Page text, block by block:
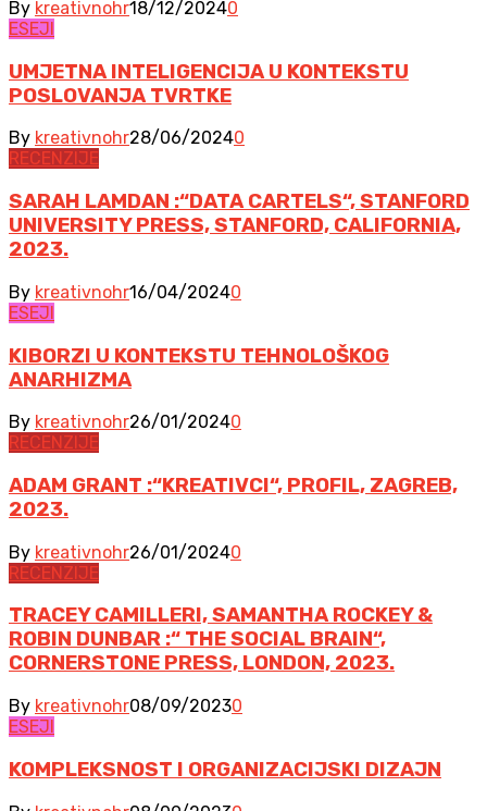
By kreativnohr18/12/20240
ESEJI
UMJETNA INTELIGENCIJA U KONTEKSTU
POSLOVANJA TVRTKE
By kreativnohr28/06/20240
RECENZIJE
SARAH LAMDAN :“DATA CARTELS“, STANFORD
UNIVERSITY PRESS, STANFORD, CALIFORNIA,
2023.
By kreativnohr16/04/20240
ESEJI
KIBORZI U KONTEKSTU TEHNOLOŠKOG
ANARHIZMA
By kreativnohr26/01/20240
RECENZIJE
ADAM GRANT :“KREATIVCI“, PROFIL, ZAGREB,
2023.
By kreativnohr26/01/20240
RECENZIJE
TRACEY CAMILLERI, SAMANTHA ROCKEY &
ROBIN DUNBAR :“ THE SOCIAL BRAIN“,
CORNERSTONE PRESS, LONDON, 2023.
By kreativnohr08/09/20230
ESEJI
KOMPLEKSNOST I ORGANIZACIJSKI DIZAJN